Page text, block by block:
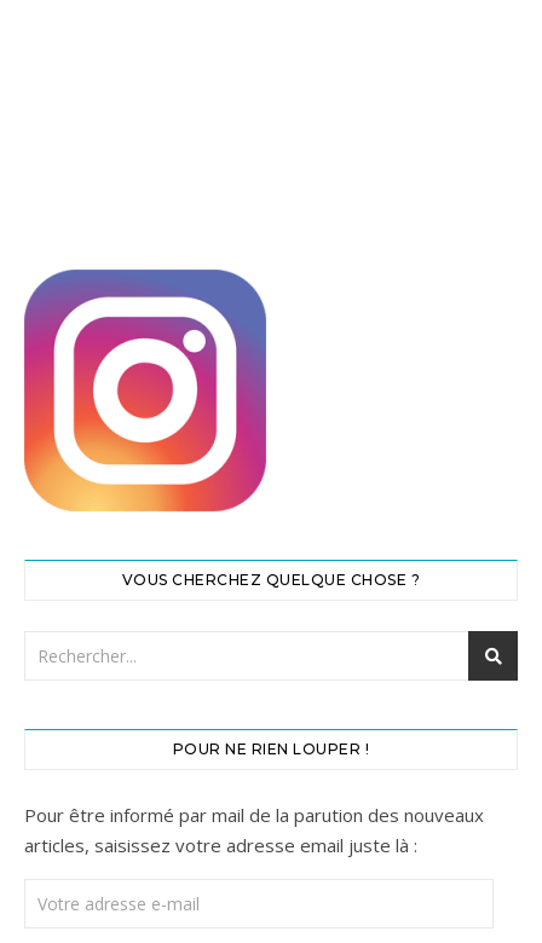
VOUS CHERCHEZ QUELQUE CHOSE ?
POUR NE RIEN LOUPER !
Pour être informé par mail de la parution des nouveaux
articles, saisissez votre adresse email juste là :
Votre adresse e-mail